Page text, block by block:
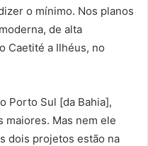
o mínimo. Nos planos
de alta
Caetité a Ilhéus, no
Porto Sul [da Bahia],
maiores. Mas nem ele
dois projetos estão na